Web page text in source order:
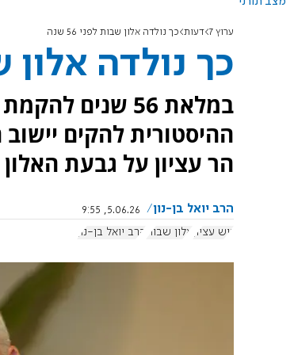
ערוץ 7 דעות כך נולדה אלון שבות לפני 56 שנה
כך נולדה אלון
במלאת 56
ההיסטורית להקים
הר עציון על גבעת
הרב יואל בן-נון
5.06.26, 9:55
גוש עציון
אלון שבות הרב יואל בן-נון